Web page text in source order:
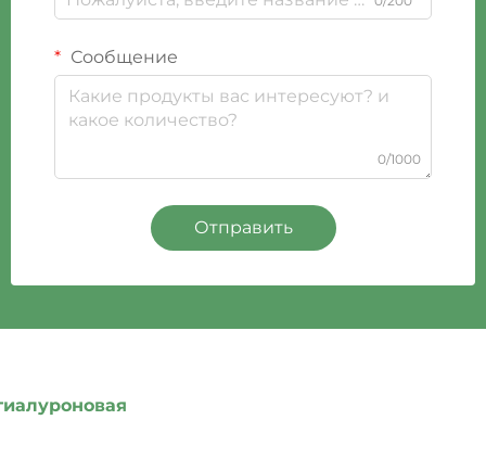
Сообщение
0/1000
Отправить